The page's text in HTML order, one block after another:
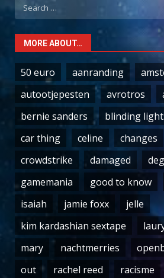
Search
for:
MORE ABOUT…
50 euro aanranding
autootjepesten
avrotros
bernie sanders
blinding
car thing
celine changes
crowdstrike
damaged
gamemania
good to know
isaiah
jamie foxx
jelle
kim kardashian sextape
mary
nachtmerries
out
rachel reed racisme